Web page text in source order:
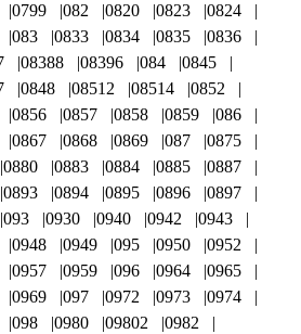
0799 082 0820 0823
0824
083 0833 0834 0835
0836
08388 08396 084
0845
0848 08512 08514
0852
0856 0857 0858 0859
086
0867 0868 0869 087
0875
0880 0883 0884 0885
0887
0893 0894 0895 0896
0897
093 0930 0940 0942
0943
0948 0949 095 0950
0952
0957 0959 096 0964
0965
0969 097 0972 0973
0974
098 0980 09802
0982